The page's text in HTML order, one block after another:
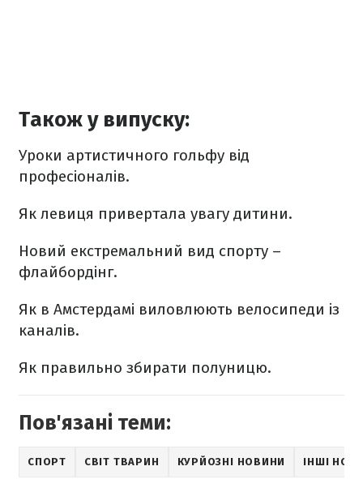
Також у випуску:
Уроки артистичного гольфу від
професіоналів.
Як левиця привертала увагу дитини.
Новий екстремальний вид спорту –
флайбордінг.
Як в Амстердамі виловлюють велосипеди із
каналів.
Як правильно збирати полуницю.
Пов'язані теми:
СПОРТ СВІТ ТВАРИН КУРЙОЗНІ НОВИНИ ІНШІ